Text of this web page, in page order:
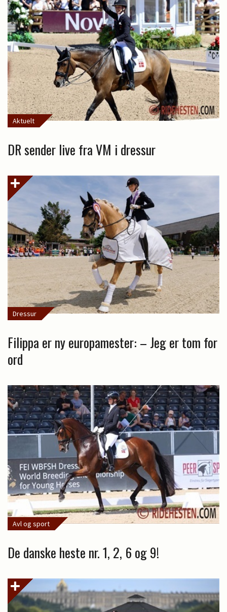
Aktuelt
DR sender live fra VM i dressur
Dressur
Filippa er ny europamester: – Jeg er tom for
ord
Avl og sport
De danske heste nr. 1, 2, 6 og 9!